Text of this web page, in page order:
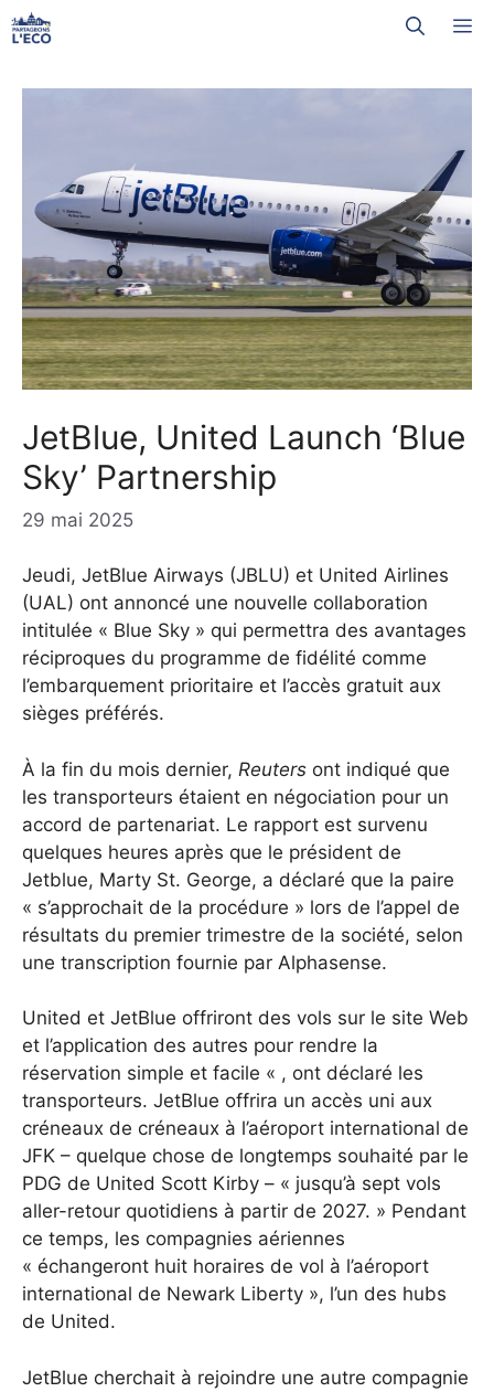
Aller
au
JetBlue, United Launch ‘Blue
Sky’ Partnership
29 mai 2025
Jeudi, JetBlue Airways (JBLU) et United Airlines
(UAL) ont annoncé une nouvelle collaboration
intitulée « Blue Sky » qui permettra des avantages
réciproques du programme de fidélité comme
l’embarquement prioritaire et l’accès gratuit aux
sièges préférés.
À la fin du mois dernier, Reuters ont indiqué que
les transporteurs étaient en négociation pour un
accord de partenariat. Le rapport est survenu
quelques heures après que le président de
Jetblue, Marty St. George, a déclaré que la paire
« s’approchait de la procédure » lors de l’appel de
résultats du premier trimestre de la société, selon
une transcription fournie par Alphasense.
United et JetBlue offriront des vols sur le site Web
et l’application des autres pour rendre la
réservation simple et facile « , ont déclaré les
transporteurs. JetBlue offrira un accès uni aux
créneaux de créneaux à l’aéroport international de
JFK – quelque chose de longtemps souhaité par le
PDG de United Scott Kirby – « jusqu’à sept vols
aller-retour quotidiens à partir de 2027. » Pendant
ce temps, les compagnies aériennes
« échangeront huit horaires de vol à l’aéroport
international de Newark Liberty », l’un des hubs
de United.
JetBlue cherchait à rejoindre une autre compagnie